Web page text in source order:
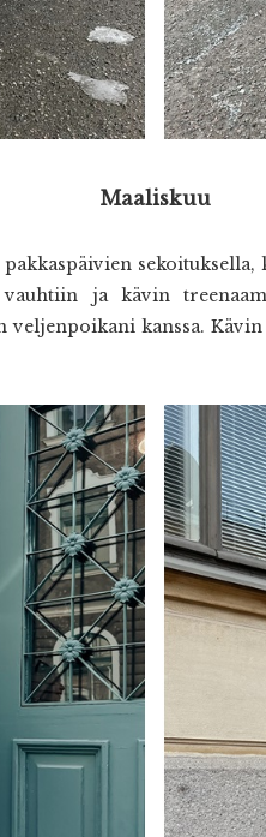
Maaliskuu
ja kävin
kanssa.